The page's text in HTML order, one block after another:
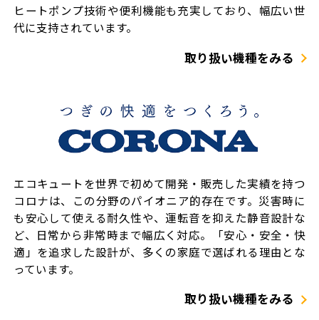
ヒートポンプ技術や便利機能も充実しており、幅広い世
代に支持されています。
取り扱い機種をみる
エコキュートを世界で初めて開発・販売した実績を持つ
コロナは、この分野のパイオニア的存在です。災害時に
も安心して使える耐久性や、運転音を抑えた静音設計な
ど、日常から非常時まで幅広く対応。「安心・安全・快
適」を追求した設計が、多くの家庭で選ばれる理由とな
っています。
取り扱い機種をみる